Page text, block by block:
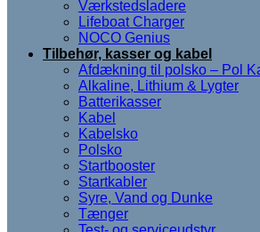
Værkstedsladere
Lifeboat Charger
NOCO Genius
Tilbehør, kasser og kabel
Afdækning til polsko – Pol
Alkaline, Lithium & Lygter
Batterikasser
Kabel
Kabelsko
Polsko
Startbooster
Startkabler
Syre, Vand og Dunke
Tænger